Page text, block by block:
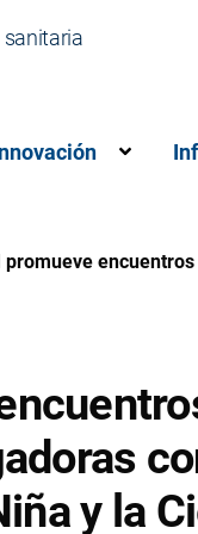
IiSGM”
el submenú para
promueve
y la